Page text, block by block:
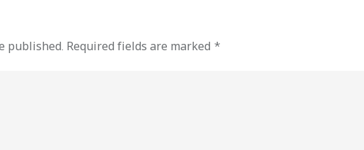
published. Required fields are marked *